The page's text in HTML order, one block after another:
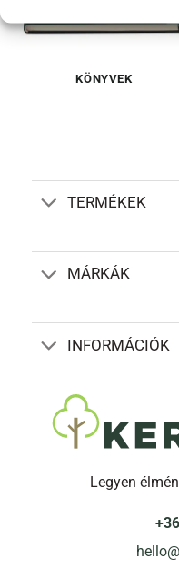
KÖNYVEK
TERMÉKEK
MÁRKÁK
INFORMÁCIÓK
Legyen